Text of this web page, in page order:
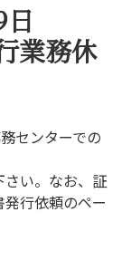
日
業務休
センターでの
い。なお、証
行依頼のペー